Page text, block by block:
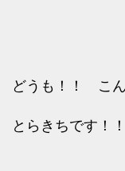
どうも！！ こ
とらきちです！！